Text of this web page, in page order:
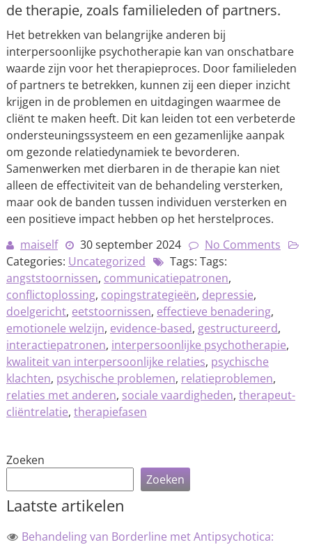
de therapie, zoals familieleden of partners.
Het betrekken van belangrijke anderen bij
interpersoonlijke psychotherapie kan van onschatbare
waarde zijn voor het therapieproces. Door familieleden
of partners te betrekken, kunnen zij een dieper inzicht
krijgen in de problemen en uitdagingen waarmee de
cliënt te maken heeft. Dit kan leiden tot een verbeterde
ondersteuningssysteem en een gezamenlijke aanpak
om gezonde relatiedynamiek te bevorderen.
Samenwerken met dierbaren in de therapie kan niet
alleen de effectiviteit van de behandeling versterken,
maar ook de banden tussen individuen versterken en
een positieve impact hebben op het herstelproces.
maiself
30 september 2024
No Comments
Categories: Uncategorized
Tags: Tags:
angststoornissen, communicatiepatronen,
conflictoplossing, copingstrategieën, depressie,
doelgericht, eetstoornissen, effectieve benadering,
emotionele welzijn, evidence-based, gestructureerd,
interactiepatronen, interpersoonlijke psychotherapie,
kwaliteit van interpersoonlijke relaties, psychische
klachten, psychische problemen, relatieproblemen,
relaties met anderen, sociale vaardigheden, therapeut-
cliëntrelatie, therapiefasen
Zoeken
Zoeken
Laatste artikelen
Behandeling van Borderline met Antipsychotica: